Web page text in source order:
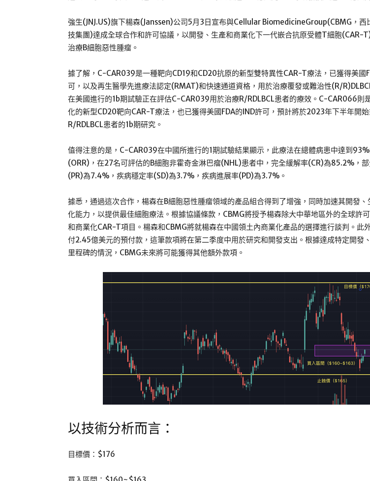
強生(JNJ.US)旗下楊森(Janssen)公司5月3日宣布與Cellular BiomedicineGroup(CBMG，西
技集團)達成全球合作和許可協議，以開發、生產和商業化下一代嵌合抗原受體T細胞(CAR-
治療B細胞惡性腫瘤。
據了解，C-CAR039是一種靶向CD19和CD20抗原的新型雙特異性CAR-T療法，已獲得美國
可，以及再生醫學先進療法認定(RMAT)和快速通道資格，用於治療覆發或難治性(R/
在美國進行的1b期試驗正在評估C-CAR039用於治療R/RDLBCL患者的療效。C-CAR066則
化的新型CD20靶向CAR-T療法，也已獲得美國FDA的IND許可，預計將於2023年下半年開
R/RDLBCL患者的1b期研究。
值得注意的是，C-CAR039在中國所進行的1期試驗結果顯示，此療法在總體病患中達到
(ORR)，在27名可評估的B細胞非霍奇金淋巴瘤(NHL)患者中，完全緩解率(CR)為85.2%，
(PR)為7.4%，疾病穩定率(SD)為3.7%，疾病進展率(PD)為3.7%。
據悉，通過這次合作，楊森在B細胞惡性腫瘤領域的產品組合得到了增強，同時加速其開發、
化能力，以提供最佳細胞療法。根據協議條款，CBMG將授予楊森除大中華地區外的全球許
和商業化CAR-T項目。楊森和CBMG將就楊森在中國領土內商業化產品的選擇進行談判。此
付2.45億美元的預付款，這筆款項將在第二季度中用於研究和開發支出。根據達成特定開發
里程碑的情況，CBMG未來將可能獲得其他額外款項。
以技術分析而言：
目標價：$176